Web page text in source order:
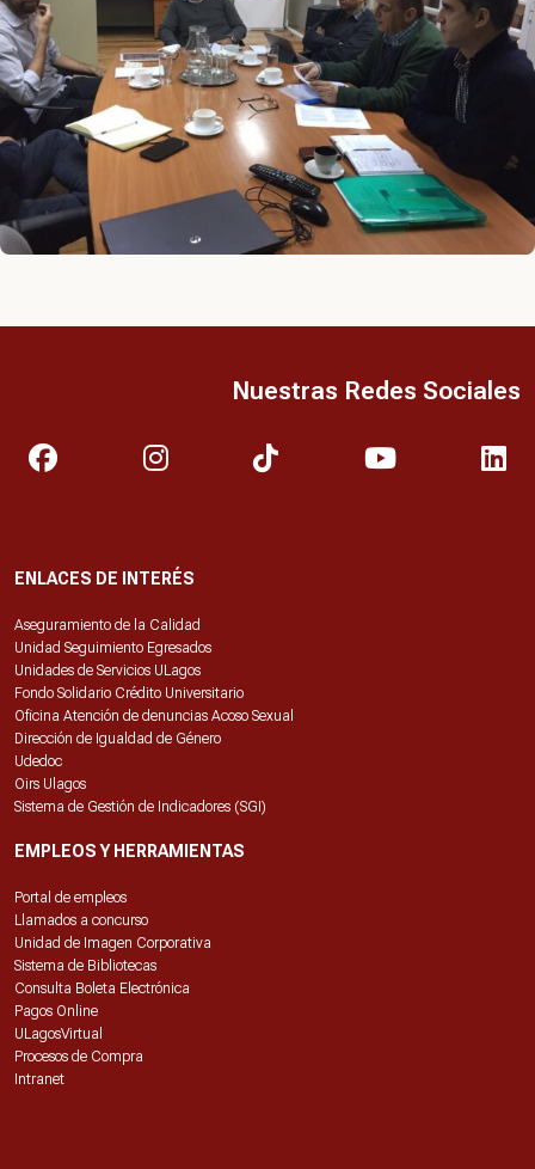
ENLACES DE INTERÉS
Aseguramiento de la Calidad
Unidad Seguimiento Egresados
Unidades de Servicios ULagos
Fondo Solidario Crédito Universitario
Oficina Atención de denuncias Acoso Sexual
Dirección de Igualdad de Género
Udedoc
Oirs Ulagos
Sistema de Gestión de Indicadores (SGI)
EMPLEOS Y HERRAMIENTAS
Portal de empleos
Llamados a concurso
Unidad de Imagen Corporativa
Sistema de Bibliotecas
Consulta Boleta Electrónica
Pagos Online
ULagosVirtual
Procesos de Compra
Intranet
Nuestras Redes Sociales